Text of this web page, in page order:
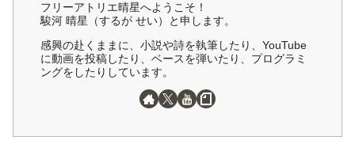
フリーアトリエ晴星へようこそ！
駿河 晴星（するが せい）と申します。
感興の赴くままに、小説や詩を執筆したり、YouTube
に動画を投稿したり、ベースを弾いたり、プログラミ
ングをしたりしています。